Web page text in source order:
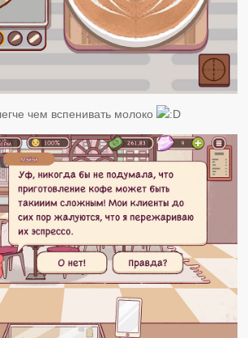
чем вспенивать молоко